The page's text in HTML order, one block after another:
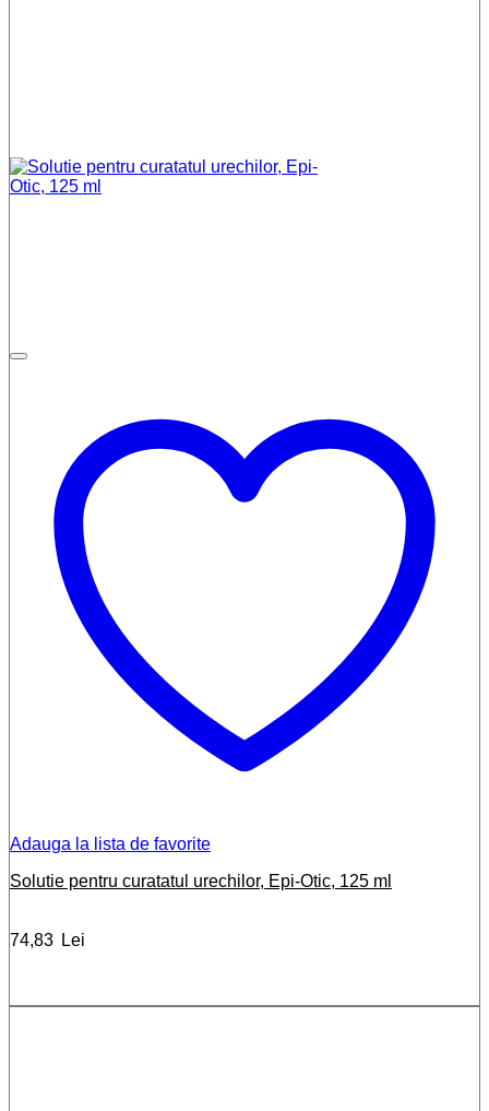
Adauga la lista de favorite
Solutie pentru curatatul urechilor, Epi-Otic, 125 ml
74,83 Lei